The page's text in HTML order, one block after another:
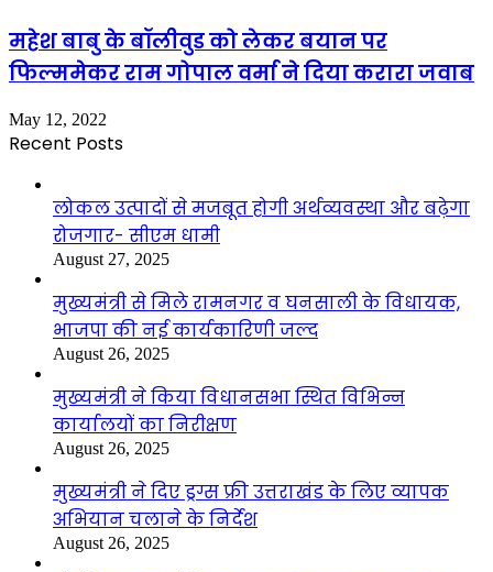
महेश बाबु के बॉलीवुड को लेकर बयान पर
फिल्ममेकर राम गोपाल वर्मा ने दिया करारा जवाब
May 12, 2022
Recent Posts
लोकल उत्पादों से मजबूत होगी अर्थव्यवस्था और बढ़ेगा
रोजगार- सीएम धामी
August 27, 2025
मुख्यमंत्री से मिले रामनगर व घनसाली के विधायक,
भाजपा की नई कार्यकारिणी जल्द
August 26, 2025
मुख्यमंत्री ने किया विधानसभा स्थित विभिन्न
कार्यालयों का निरीक्षण
August 26, 2025
मुख्यमंत्री ने दिए ड्रग्स फ्री उत्तराखंड के लिए व्यापक
अभियान चलाने के निर्देश
August 26, 2025